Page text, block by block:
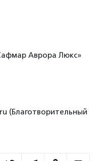
Аврора Люкс»
(Благотворительный